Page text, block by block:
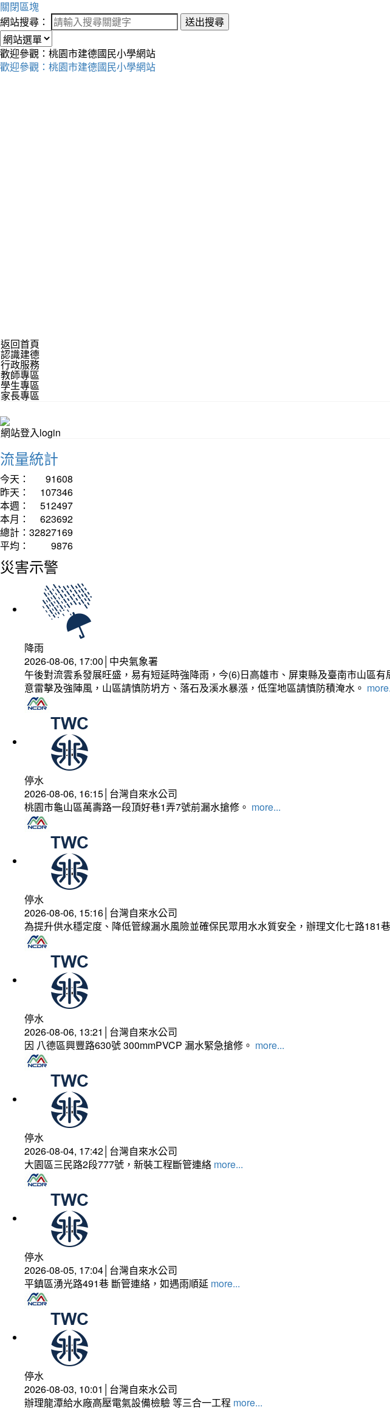
關閉區塊
網站搜尋：
送出搜尋
歡迎參觀：桃園市建德國民小學網站
歡迎參觀：桃園市建德國民小學網站
返回首頁
認識建德
行政服務
教師專區
學生專區
家長專區
網站登入login
流量統計
今天：
91608
昨天：
107346
本週：
512497
本月：
623692
總計： 32827169
平均：
9876
災害示警
降雨
2026-08-06, 17:00│中央氣象署
午後對流雲系發展旺盛，易有短延時強降雨，今(6)日高雄市、屏東縣及臺南市山區
意雷擊及強陣風，山區請慎防坍方、落石及溪水暴漲，低窪地區請慎防積淹水。
停水
2026-08-06, 16:15│台灣自來水公司
桃園市龜山區萬壽路一段頂好巷1弄7號前漏水搶修。 more...
停水
2026-08-06, 15:16│台灣自來水公司
為提升供水穩定度、降低管線漏水風險並確保民眾用水水質安全，辦理文化七路181
停水
2026-08-06, 13:21│台灣自來水公司
因 八德區興豐路630號 300mmPVCP 漏水緊急搶修。 more...
停水
2026-08-04, 17:42│台灣自來水公司
大園區三民路2段777號，新裝工程斷管連絡 more...
停水
2026-08-05, 17:04│台灣自來水公司
平鎮區湧光路491巷 斷管連絡，如遇雨順延 more...
停水
2026-08-03, 10:01│台灣自來水公司
辦理龍潭給水廠高壓電氣設備檢驗 等三合一工程 more...